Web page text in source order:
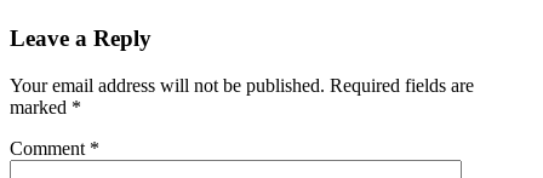
Leave a Reply
Your email address will not be published. Required fields are
marked *
Comment *